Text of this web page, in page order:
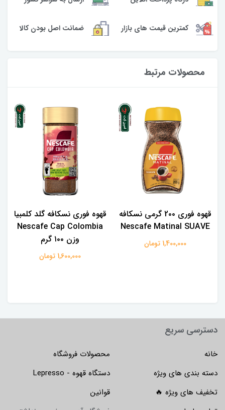
کمترین قیمت های بازار ضمانت اصل بودن کالا
محصولات مرتبط
قهوه فوری 2۰۰ گرمی نسکافه
Nescafe Matinal SUAVE
1,400,000 تومان
قهوه فوری نسکافه گلد کلمبیا
Nescafe Cap Colombia
وزن ۱۰۰ گرم
1,600,000 تومان
دسترسی سریع
خانه
محصولات فروشگاه
دسته بندی های ویژه
دستگاه قهوه - Lepresso
تخفیف های ویژه 🔥
قوانین